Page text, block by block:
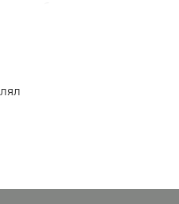
действие —
прилагается.
можно в Челябинске
или можно заказать